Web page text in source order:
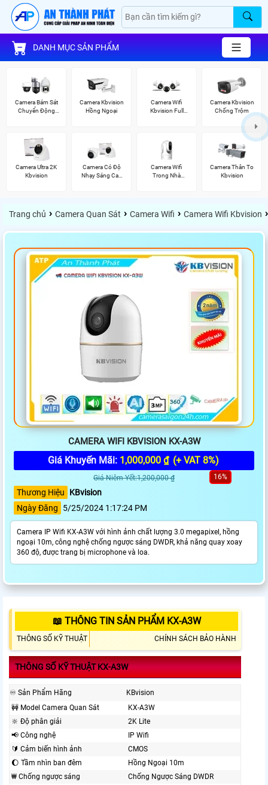
DANH MỤC SẢN PHẨM
Camera Bám Sát
Chuyển Động
Camera Kbvision
Hồng Ngoại
Camera Wifi
Kbvision Full
Camera Kbvision
Chống Trộm
Camera Ultra 2K
Kbvision
Camera Có Độ
Nhạy Sáng Cao
Camera Wifi
Trong Nhà
Camera Thân To
Kbvision
Trang chủ › Camera Quan Sát › Camera Wifi › Camera Wifi Kbvision ›
CAMERA WIFI KBVISION KX-A3W
Giá Khuyến Mãi: 1,000,000 ₫ (+ VAT 8%)
Giá Niêm Yết:1,200,000 ₫ 16%
Thương Hiệu
KBvision
Ngày Đăng
5/25/2024 1:17:24 PM
Camera IP Wifi KX-A3W với hình ảnh chất lượng 3.0 megapixel, hồng
ngoại 10m, công nghệ chống ngược sáng DWDR, khả năng quay xoay
360 độ, được trang bị microphone và loa.
📖 THÔNG TIN SẢN PHẨM KX-A3W
THÔNG SỐ KỸ THUẬT CHÍNH SÁCH BẢO HÀNH
THÔNG SỐ KỸ THUẬT KX-A3W
♾ Sản Phẩm Hãng
KBvision
🚧 Model Camera Quan Sát
KX-A3W
🔆 Độ phân giải
2K Lite
📢 Công nghệ
IP Wifi
🔰 Cảm biến hình ảnh
CMOS
🌔 Tầm nhìn ban đêm
Hồng Ngoại 10m
₩ Chống ngược sáng
Chống Ngược Sáng DWDR